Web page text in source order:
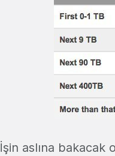
İşin aslına bakacak